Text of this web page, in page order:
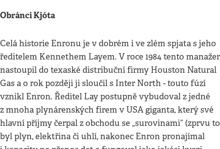
Obránci Kjóta
Celá historie Enronu je v dobrém i ve zlém spjata s jeho
ředitelem Kennethem Layem. V roce 1984 tento manažer
nastoupil do texaské distribuční firmy Houston Natural
Gas a o rok později ji sloučil s Inter North - touto fúzí
vznikl Enron. Ředitel Lay postupně vybudoval z jedné
z mnoha plynárenských firem v USA giganta, který své
hlavní příjmy čerpal z obchodu se „surovinami“ (zprvu to
byl plyn, elektřina či uhlí, nakonec Enron pronajímal